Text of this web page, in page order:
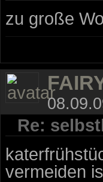
zu große
Re:
vermeiden